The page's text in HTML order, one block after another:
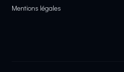
Mentions légales